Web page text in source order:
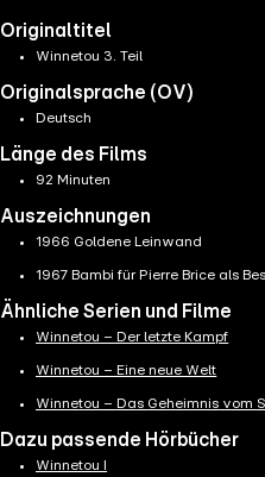
Originaltitel
Winnetou 3. Teil
Originalsprache (OV)
Deutsch
Länge des Films
92 Minuten
Auszeichnungen
1966 Goldene Leinwand
1967 Bambi für Pierre Brice als
Ähnliche Serien und Filme
Winnetou – Der letzte Kampf
Winnetou – Eine neue Welt
Winnetou – Das Geheimnis vom
Dazu passende Hörbücher
Winnetou I